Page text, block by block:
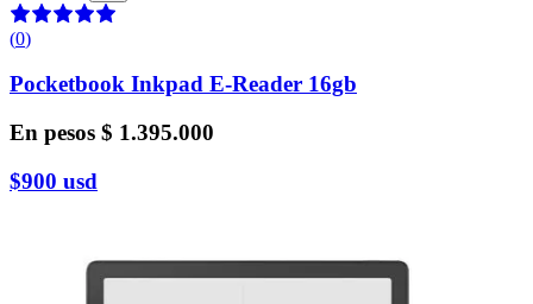
(0)
Pocketbook Inkpad E-Reader 16gb
En pesos $ 1.395.000
$900 usd